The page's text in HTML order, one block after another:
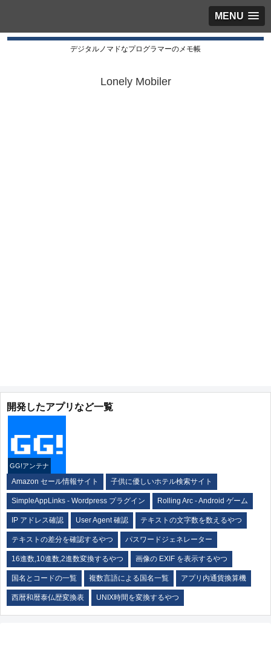
MENU
デジタルノマドなプログラマーのメモ帳
Lonely Mobiler
開発したアプリなど一覧
GG!アンテナ
Amazon セール情報サイト 子供に優しいホテル検索サイト
SimpleAppLinks - Wordpress プラグイン Rolling Arc - Android ゲーム
IP アドレス確認 User Agent 確認 テキストの文字数を数えるやつ
テキストの差分を確認するやつ パスワードジェネレーター
16進数,10進数,2進数変換するやつ 画像の EXIF を表示するやつ
国名とコードの一覧 複数言語による国名一覧 アプリ内通貨換算機
西暦和暦泰仏歴変換表 UNIX時間を変換するやつ